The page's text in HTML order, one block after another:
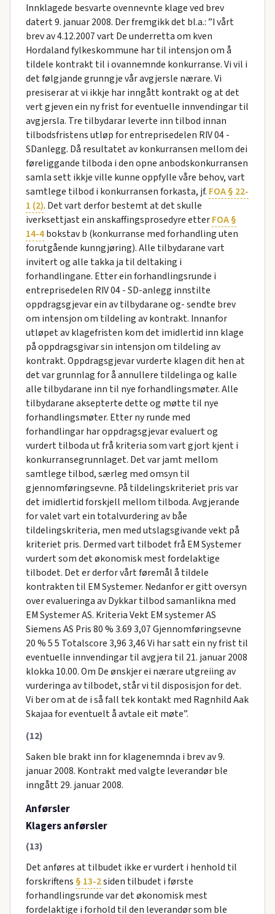
Innklagede besvarte ovennevnte klage ved brev
datert 9. januar 2008. Der fremgikk det bl.a.: ”I vårt
brev av 4.12.2007 vart De underretta om kven
Hordaland fylkeskommune har til intensjon om å
tildele kontrakt til i ovannemnde konkurranse. Vi vil i
det følgjande grunngje vår avgjersle nærare. Vi
presiserar at vi ikkje har inngått kontrakt og at det
vert gjeven ein ny frist for eventuelle innvendingar til
avgjersla. Tre tilbydarar leverte inn tilbod innan
tilbodsfristens utløp for entreprisedelen RIV 04 -
SDanlegg. Då resultatet av konkurransen mellom dei
føreliggande tilboda i den opne anbodskonkurransen
samla sett ikkje ville kunne oppfylle våre behov, vart
samtlege tilbod i konkurransen forkasta, jf. FOA § 22-
1 (2). Det vart derfor bestemt at det skulle
iverksettjast ein anskaffingsprosedyre etterFOA §
14-4bokstav b (konkurranse med forhandling uten
forutgående kunngjøring). Alle tilbydarane vart
invitert og alle takka ja til deltaking i
forhandlingane. Etter ein forhandlingsrunde i
entreprisedelen RIV 04 - SD-anlegg innstilte
oppdragsgjevar ein av tilbydarane og- sendte brev
om intensjon om tildeling av kontrakt. Innanfor
utløpet av klagefristen kom det imidlertid inn klage
på oppdragsgivar sin intensjon om tildeling av
kontrakt. Oppdragsgjevar vurderte klagen dit hen at
det var grunnlag for å annullere tildelinga og kalle
alle tilbydarane inn til nye forhandlingsmøter. Alle
tilbydarane aksepterte dette og møtte til nye
forhandlingsmøter. Etter ny runde med
forhandlingar har oppdragsgjevar evaluert og
vurdert tilboda ut frå kriteria som vart gjort kjent i
konkurransegrunnlaget. Det var jamt mellom
samtlege tilbod, særleg med omsyn til
gjennomføringsevne. På tildelingskriteriet pris var
det imidlertid forskjell mellom tilboda. Avgjerande
for valet vart ein totalvurdering av båe
tildelingskriteria, men med utslagsgivande vekt på
kriteriet pris. Dermed vart tilbodet frå EM Systemer
vurdert som det økonomisk mest fordelaktige
tilbodet. Det er derfor vårt føremål å tildele
kontrakten til EM Systemer. Nedanfor er gitt oversyn
over evalueringa av Dykkar tilbod samanlikna med
EM Systemer AS. Kriteria Vekt EM systemer AS
Siemens AS Pris 80 % 3.69 3,07 Gjennomføringsevne
20 % 5 5 Totalscore 3,96 3,46 Vi har satt ein ny frist til
eventuelle innvendingar til avgjera til 21. januar 2008
klokka 10.00. Om De ønskjer ei nærare utgreiing av
vurderinga av tilbodet, står vi til disposisjon for det.
Vi ber om at de i så fall tek kontakt med Ragnhild Aak
Skajaa for eventuelt å avtale eit møte”.
(12)
Saken ble brakt inn for klagenemnda i brev av 9.
januar 2008. Kontrakt med valgte leverandør ble
inngått 29. januar 2008.
Anførsler
Klagers anførsler
(13)
Det anføres at tilbudet ikke er vurdert i henhold til
forskriftens § 13-2siden tilbudet i første
forhandlingsrunde var det økonomisk mest
fordelaktige i forhold til den leverandør som ble